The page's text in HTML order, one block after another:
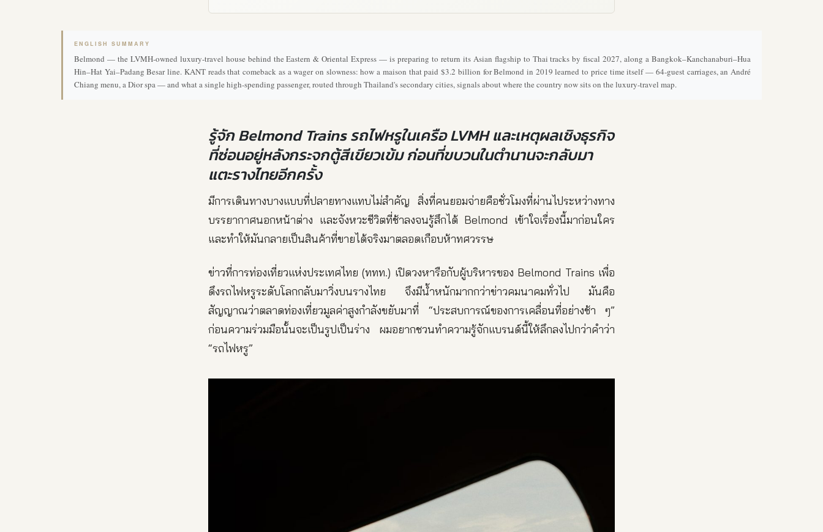
ENGLISH SUMMARY
Belmond — the LVMH-owned luxury-travel house behind the Eastern & Oriental Express — is preparing to return its Asian flagship to Thai tracks by fiscal 2027, along a Bangkok–Kanchanaburi–Hua
Hin–Hat Yai–Padang Besar line. KANT reads that comeback as a wager on slowness: how a maison that paid $3.2 billion for Belmond in 2019 learned to price time itself — 64-guest carriages, an André
Chiang menu, a Dior spa — and what a single high-spending passenger, routed through Thailand's secondary cities, signals about where the country now sits on the luxury-travel map.
รู้จัก Belmond Trains รถไฟหรูในเครือ LVMH และเหตุผลเชิงธุรกิจ
ที่ซ่อนอยู่หลังกระจกตู้สีเขียวเข้ม ก่อนที่ขบวนในตำนานจะกลับมา
แตะรางไทยอีกครั้ง
มีการเดินทางบางแบบที่ปลายทางแทบไม่สำคัญ สิ่งที่คนยอมจ่ายคือชั่วโมงที่ผ่านไประหว่างทาง
บรรยากาศนอกหน้าต่าง และจังหวะชีวิตที่ช้าลงจนรู้สึกได้ Belmond เข้าใจเรื่องนี้มาก่อนใคร
และทำให้มันกลายเป็นสินค้าที่ขายได้จริงมาตลอดเกือบห้าทศวรรษ
ข่าวที่การท่องเที่ยวแห่งประเทศไทย (ททท.) เปิดวงหารือกับผู้บริหารของ Belmond Trains เพื่อ
ดึงรถไฟหรูระดับโลกกลับมาวิ่งบนรางไทย จึงมีน้ำหนักมากกว่าข่าวคมนาคมทั่วไป มันคือ
สัญญาณว่าตลาดท่องเที่ยวมูลค่าสูงกำลังขยับมาที่ “ประสบการณ์ของการเคลื่อนที่อย่างช้า ๆ”
ก่อนความร่วมมือนั้นจะเป็นรูปเป็นร่าง ผมอยากชวนทำความรู้จักแบรนด์นี้ให้ลึกลงไปกว่าคำว่า
“รถไฟหรู”